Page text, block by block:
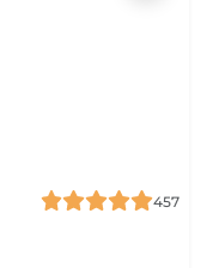
457